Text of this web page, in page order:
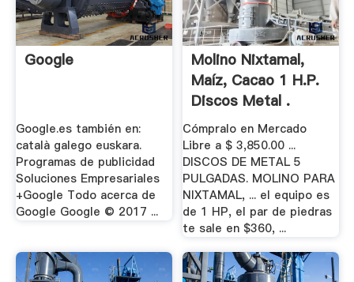
Google
Google.es también en:
català galego euskara.
Programas de publicidad
Soluciones Empresariales
+Google Todo acerca de
Google Google © 2017 ...
Molino Nixtamal,
Maíz, Cacao 1 H.p.
Discos Metal .
Cómpralo en Mercado
Libre a $ 3,850.00 ...
DISCOS DE METAL 5
PULGADAS. MOLINO PARA
NIXTAMAL, ... el equipo es
de 1 HP, el par de piedras
te sale en $360, ...